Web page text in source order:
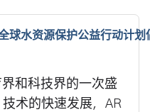
球水资源保护公益行动计划
和科技界的一次盛
术的快速发展，AR